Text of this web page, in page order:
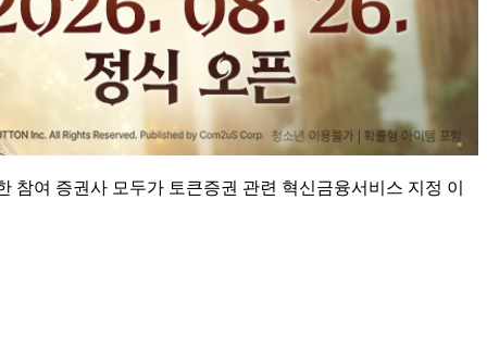
여 증권사 모두가 토큰증권 관련 혁신금융서비스 지정 이